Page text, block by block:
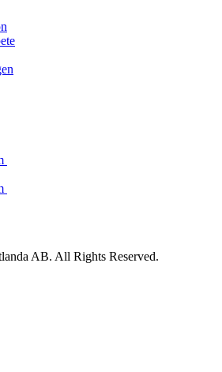
AB. All Rights Reserved.